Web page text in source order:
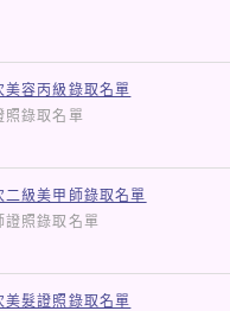
容丙級錄取名單
照錄取名單
級美甲師錄取名單
證照錄取名單
髮證照錄取名單